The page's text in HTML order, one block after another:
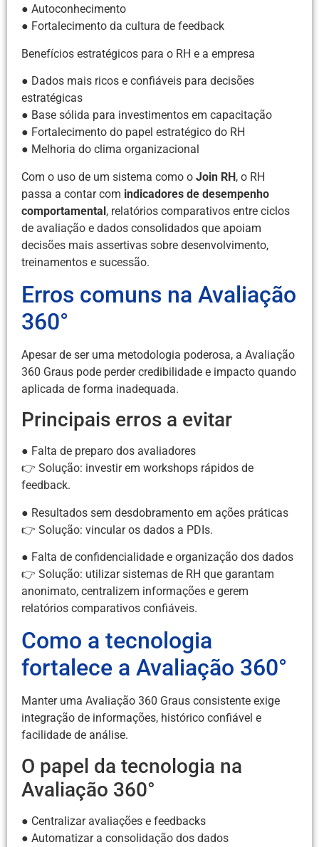
● Autoconhecimento
● Fortalecimento da cultura de feedback
Benefícios estratégicos para o RH e a empresa
● Dados mais ricos e confiáveis para decisões
estratégicas
● Base sólida para investimentos em capacitação
● Fortalecimento do papel estratégico do RH
● Melhoria do clima organizacional
Com o uso de um sistema como o Join RH, o RH
passa a contar com indicadores de desempenho
comportamental, relatórios comparativos entre ciclos
de avaliação e dados consolidados que apoiam
decisões mais assertivas sobre desenvolvimento,
treinamentos e sucessão.
Erros comuns na Avaliação
360°
Apesar de ser uma metodologia poderosa, a Avaliação
360 Graus pode perder credibilidade e impacto quando
aplicada de forma inadequada.
Principais erros a evitar
● Falta de preparo dos avaliadores
👉 Solução: investir em workshops rápidos de
feedback.
● Resultados sem desdobramento em ações práticas
👉 Solução: vincular os dados a PDIs.
● Falta de confidencialidade e organização dos dados
👉 Solução: utilizar sistemas de RH que garantam
anonimato, centralizem informações e gerem
relatórios comparativos confiáveis.
Como a tecnologia
fortalece a Avaliação 360°
Manter uma Avaliação 360 Graus consistente exige
integração de informações, histórico confiável e
facilidade de análise.
O papel da tecnologia na
Avaliação 360°
● Centralizar avaliações e feedbacks
● Automatizar a consolidação dos dados